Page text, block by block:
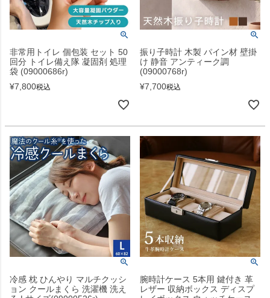
非常用トイレ 個包装 セット 50
回分 トイレ備え隊 凝固剤 処理
袋 (09000686r)
¥7,800税込
振り子時計 木製 パイン材 壁掛
け 静音 アンティーク調
(09000768r)
¥7,700税込
冷感 枕 ひんやり マルチクッシ
ョン クールまくら 洗濯機 洗え
腕時計ケース 5本用 鍵付き 革
レザー 収納ボックス ディスプ